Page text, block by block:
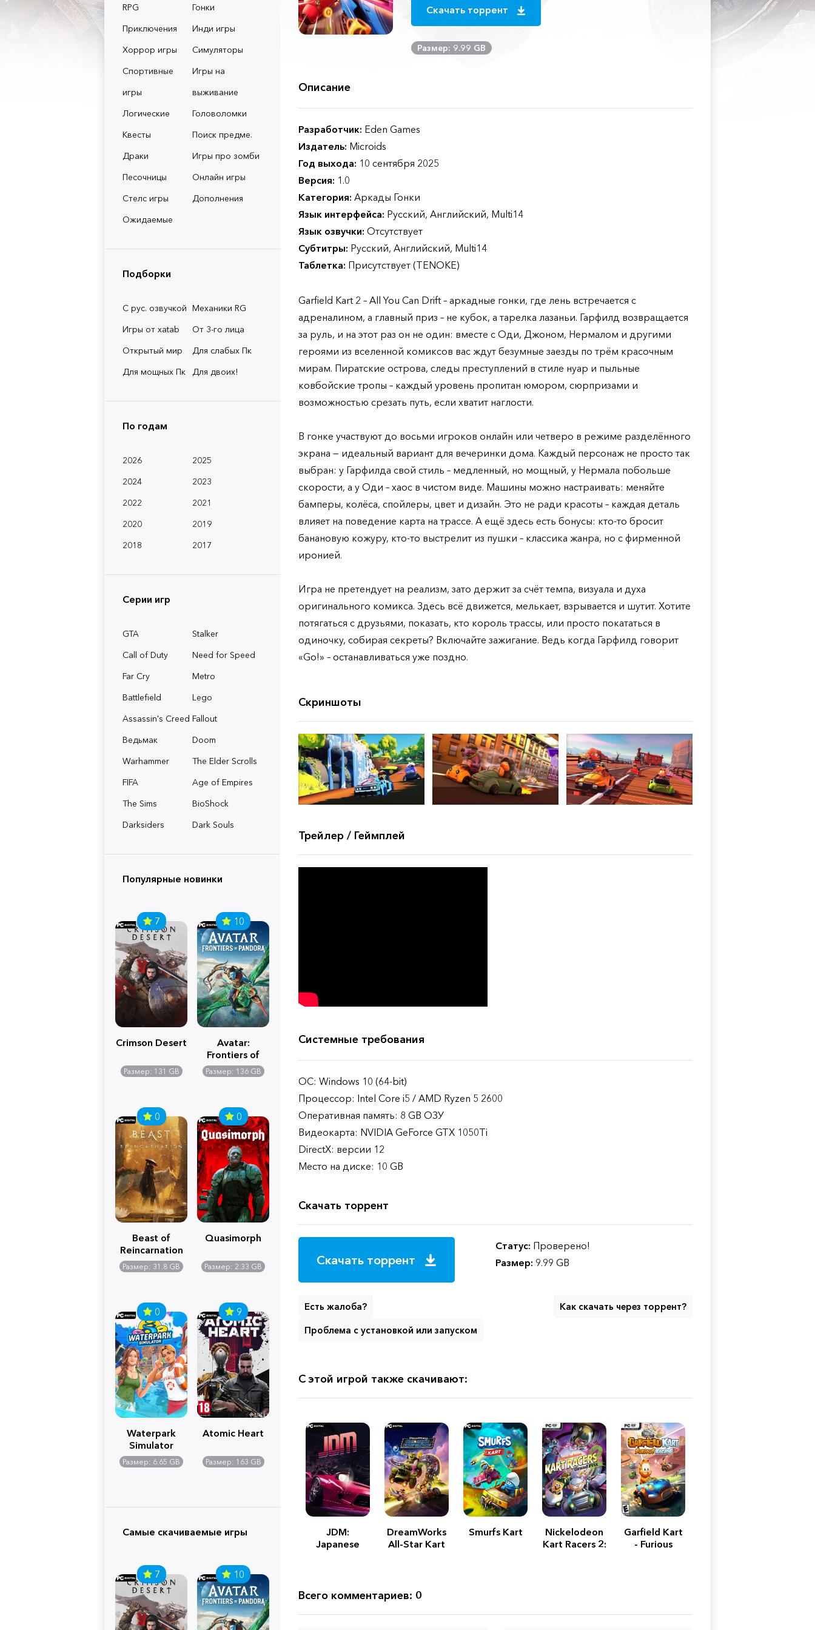
RPG
Гонки
Приключения
Инди игры
Хоррор игры
Симуляторы
Спортивные
игры
Игры на
выживание
Логические
Головоломки
Квесты
Поиск предме.
Драки
Игры про зомби
Песочницы
Онлайн игры
Стелс игры
Дополнения
Ожидаемые
Подборки
С рус. озвучкой Механики RG
Игры от xatab
От 3-го лица
Открытый мир
Для слабых Пк
Для мощных Пк
Для двоих!
По годам
2026
2025
2024
2023
2022
2021
2020
2019
2018
2017
Серии игр
GTA
Stalker
Call of Duty
Need for Speed
Far Cry
Metro
Battlefield
Lego
Assassin's Creed Fallout
Ведьмак
Doom
Warhammer
The Elder Scrolls
FIFA
Age of Empires
The Sims
BioShock
Darksiders
Dark Souls
Популярные новинки
7
Crimson Desert
Размер: 131 GB
10
Avatar:
Frontiers of
Pandora
Размер: 136 GB
0
Beast of
Reincarnation
Размер: 31.8 GB
0
Quasimorph
Размер: 2.33 GB
0
Waterpark
Simulator
Размер: 6.65 GB
9
Atomic Heart
Размер: 163 GB
Самые скачиваемые игры
7 10
Скачать торрент
Размер: 9.99 GB
Описание
Разработчик: Eden Games
Издатель: Microids
Год выхода: 10 сентября 2025
Версия: 1.0
Категория: Аркады Гонки
Язык интерфейса: Русский, Английский, Multi14
Язык озвучки: Отсутствует
Субтитры: Русский, Английский, Multi14
Таблетка: Присутствует (TENOKE)
Garfield Kart 2 – All You Can Drift – аркадные гонки, где лень встречается с
адреналином, а главный приз – не кубок, а тарелка лазаньи. Гарфилд возвращается
за руль, и на этот раз он не один: вместе с Оди, Джоном, Нермалом и другими
героями из вселенной комиксов вас ждут безумные заезды по трём красочным
мирам. Пиратские острова, следы преступлений в стиле нуар и пыльные
ковбойские тропы – каждый уровень пропитан юмором, сюрпризами и
возможностью срезать путь, если хватит наглости.
В гонке участвуют до восьми игроков онлайн или четверо в режиме разделённого
экрана — идеальный вариант для вечеринки дома. Каждый персонаж не просто так
выбран: у Гарфилда свой стиль – медленный, но мощный, у Нермала побольше
скорости, а у Оди – хаос в чистом виде. Машины можно настраивать: меняйте
бамперы, колёса, спойлеры, цвет и дизайн. Это не ради красоты – каждая деталь
влияет на поведение картa на трассе. А ещё здесь есть бонусы: кто-то бросит
банановую кожуру, кто-то выстрелит из пушки – классика жанра, но с фирменной
иронией.
Игра не претендует на реализм, зато держит за счёт темпа, визуала и духа
оригинального комикса. Здесь всё движется, мелькает, взрывается и шутит. Хотите
потягаться с друзьями, показать, кто король трассы, или просто покататься в
одиночку, собирая секреты? Включайте зажигание. Ведь когда Гарфилд говорит
«Go!» – останавливаться уже поздно.
Скриншоты
Трейлер / Геймплей
Системные требования
ОС: Windows 10 (64-bit)
Процессор: Intel Core i5 / AMD Ryzen 5 2600
Оперативная память: 8 GB ОЗУ
Видеокарта: NVIDIA GeForce GTX 1050Ti
DirectX: версии 12
Место на диске: 10 GB
Скачать торрент
Скачать торрент
Статус: Проверено!
Размер: 9.99 GB
Есть жалоба? Как скачать через торрент?
Проблема с установкой или запуском
С этой игрой также скачивают:
JDM:
Japanese
DreamWorks
All-Star Kart
Smurfs Kart
Nickelodeon
Kart Racers 2:
Garfield Kart
- Furious
Всего комментариев: 0